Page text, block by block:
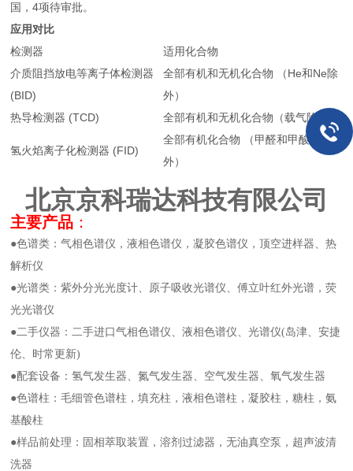
国，4项待审批。
应用对比
检测器
适用化合物
介质阻挡放电等离子体检测器
(BID)
全部有机和无机化合物 （He和Ne除
外）
热导检测器 (TCD)
全部有机和无机化合物（载气除外）
氢火焰离子化检测器 (FID)
全部有机化合物 （甲醛和甲酸除
外）
北京京科瑞达科技有限公司
主要产品 ：
●色谱类：气相色谱仪，液相色谱仪，凝胶色谱仪，顶空进样器、热
解析仪
●光谱类：紫外分光光度计、原子吸收光谱仪、傅立叶红外光谱，荧
光光谱仪
●二手仪器：二手进口气相色谱仪、液相色谱仪、光谱仪(岛津、安捷
伦、时常更新)
●配套设备：氢气发生器、氮气发生器、空气发生器、氧气发生器
●色谱柱：毛细管色谱柱，填充柱，液相色谱柱，凝胶柱，糖柱，氨
基酸柱
●样品前处理：固相萃取装置，溶剂过滤器，无油真空泵，超声波清
洗器